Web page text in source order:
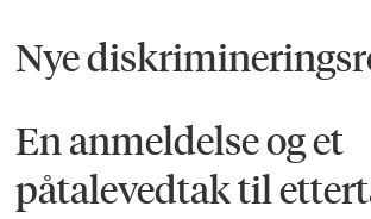
Nye
En anmeldelse og et
påtalevedtak til